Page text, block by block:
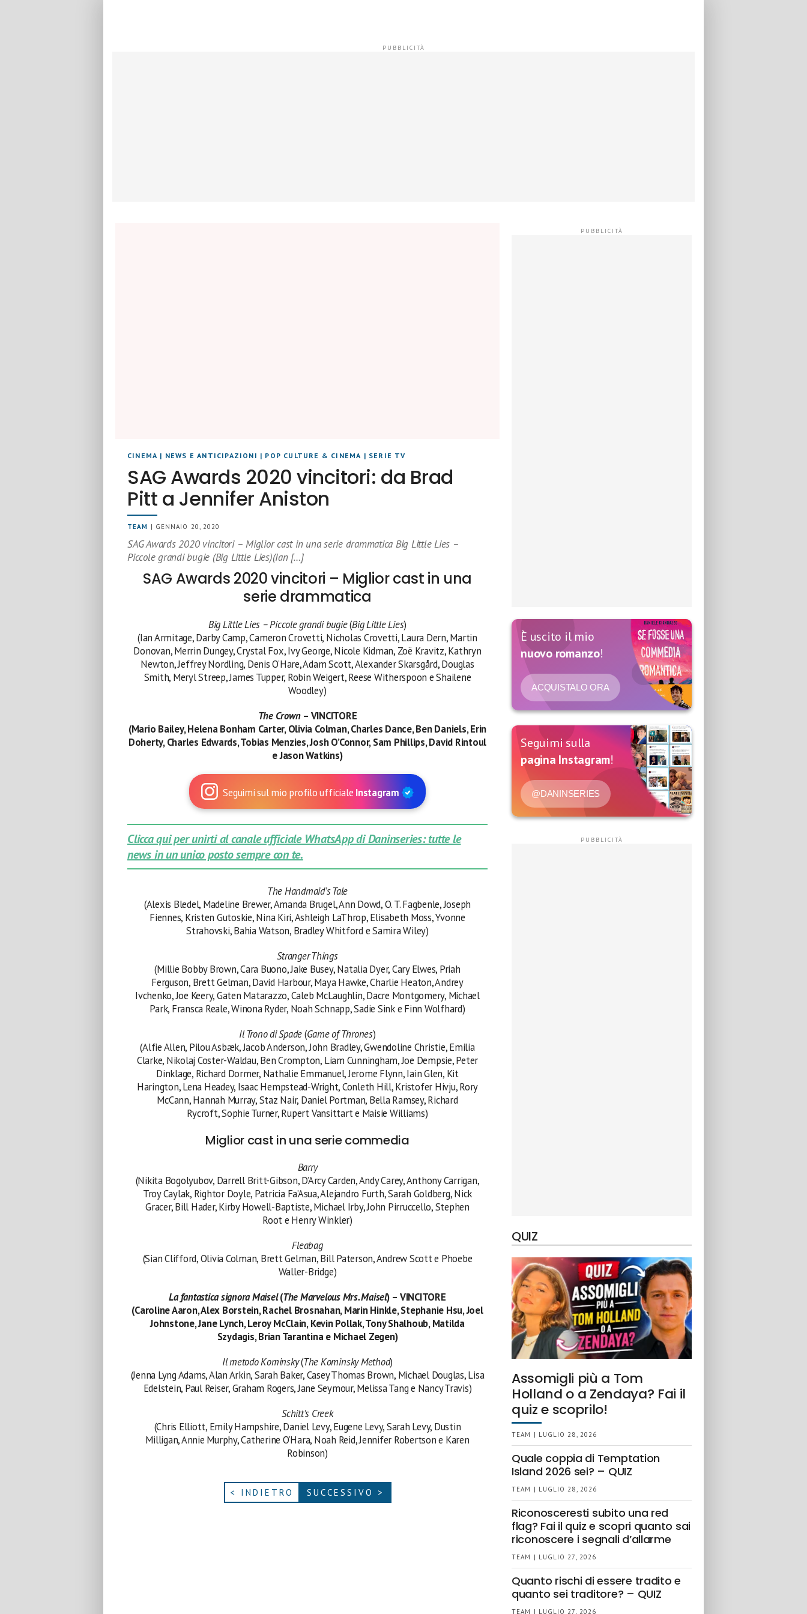
CINEMA | NEWS E ANTICIPAZIONI | POP CULTURE & CINEMA | SERIE TV
SAG Awards 2020 vincitori: da Brad
Pitt a Jennifer Aniston
TEAM | GENNAIO 20, 2020
SAG Awards 2020 vincitori – Miglior cast in una serie drammatica Big Little Lies –
Piccole grandi bugie (Big Little Lies)(Ian […]
SAG Awards 2020 vincitori – Miglior cast in una
serie drammatica
Big Little Lies – Piccole grandi bugie(Big Little Lies)
(Ian Armitage, Darby Camp, Cameron Crovetti, Nicholas Crovetti, Laura Dern, Martin
Donovan, Merrin Dungey, Crystal Fox, Ivy George, Nicole Kidman, Zoë Kravitz, Kathryn
Newton, Jeffrey Nordling, Denis O’Hare, Adam Scott, Alexander Skarsgård, Douglas
Smith, Meryl Streep, James Tupper, Robin Weigert, Reese Witherspoon e Shailene
Woodley)
The Crown – VINCITORE
(Mario Bailey, Helena Bonham Carter, Olivia Colman, Charles Dance, Ben Daniels, Erin
Doherty, Charles Edwards, Tobias Menzies, Josh O’Connor, Sam Phillips, David Rintoul
e Jason Watkins)
Seguimi sul mio profilo ufficiale Instagram
Clicca qui per unirti al canale ufficiale WhatsApp di Daninseries: tutte le
news in un unico posto sempre con te.
The Handmaid’s Tale
(Alexis Bledel, Madeline Brewer, Amanda Brugel, Ann Dowd, O. T. Fagbenle, Joseph
Fiennes, Kristen Gutoskie, Nina Kiri, Ashleigh LaThrop, Elisabeth Moss, Yvonne
Strahovski, Bahia Watson, Bradley Whitford e Samira Wiley)
Stranger Things
(Millie Bobby Brown, Cara Buono, Jake Busey, Natalia Dyer, Cary Elwes, Priah
Ferguson, Brett Gelman, David Harbour, Maya Hawke, Charlie Heaton, Andrey
Ivchenko, Joe Keery, Gaten Matarazzo, Caleb McLaughlin, Dacre Montgomery, Michael
Park, Fransca Reale, Winona Ryder, Noah Schnapp, Sadie Sink e Finn Wolfhard)
Il Trono di Spade(Game of Thrones)
(Alfie Allen, Pilou Asbæk, Jacob Anderson, John Bradley, Gwendoline Christie, Emilia
Clarke, Nikolaj Coster-Waldau, Ben Crompton, Liam Cunningham, Joe Dempsie, Peter
Dinklage, Richard Dormer, Nathalie Emmanuel, Jerome Flynn, Iain Glen, Kit
Harington, Lena Headey, Isaac Hempstead-Wright, Conleth Hill, Kristofer Hivju, Rory
McCann, Hannah Murray, Staz Nair, Daniel Portman, Bella Ramsey, Richard
Rycroft, Sophie Turner, Rupert Vansittart e Maisie Williams)
Miglior cast in una serie commedia
Barry
(Nikita Bogolyubov, Darrell Britt-Gibson, D’Arcy Carden, Andy Carey, Anthony Carrigan,
Troy Caylak, Rightor Doyle, Patricia Fa’Asua, Alejandro Furth, Sarah Goldberg, Nick
Gracer, Bill Hader, Kirby Howell-Baptiste, Michael Irby, John Pirruccello, Stephen
Root e Henry Winkler)
Fleabag
(Sian Clifford, Olivia Colman, Brett Gelman, Bill Paterson, Andrew Scott e Phoebe
Waller-Bridge)
La fantastica signora Maisel(The Marvelous Mrs. Maisel) – VINCITORE
(Caroline Aaron, Alex Borstein, Rachel Brosnahan, Marin Hinkle, Stephanie Hsu, Joel
Johnstone, Jane Lynch, Leroy McClain, Kevin Pollak, Tony Shalhoub, Matilda
Szydagis, Brian Tarantina e Michael Zegen)
Il metodo Kominsky(The Kominsky Method)
(Jenna Lyng Adams, Alan Arkin, Sarah Baker, Casey Thomas Brown, Michael Douglas, Lisa
Edelstein, Paul Reiser, Graham Rogers, Jane Seymour, Melissa Tang e Nancy Travis)
Schitt’s Creek
(Chris Elliott, Emily Hampshire, Daniel Levy, Eugene Levy, Sarah Levy, Dustin
Milligan, Annie Murphy, Catherine O’Hara, Noah Reid, Jennifer Robertson e Karen
Robinson)
< INDIETRO SUCCESSIVO >
È uscito il mio
nuovo romanzo!
ACQUISTALO ORA
Seguimi sulla
pagina Instagram!
@DANINSERIES
QUIZ
Assomigli più a Tom
Holland o a Zendaya? Fai il
quiz e scoprilo!
TEAM | LUGLIO 28, 2026
Quale coppia di Temptation
Island 2026 sei? – QUIZ
TEAM | LUGLIO 28, 2026
Riconosceresti subito una red
flag? Fai il quiz e scopri quanto sai
riconoscere i segnali d’allarme
TEAM | LUGLIO 27, 2026
Quanto rischi di essere tradito e
quanto sei traditore? – QUIZ
TEAM | LUGLIO 27, 2026